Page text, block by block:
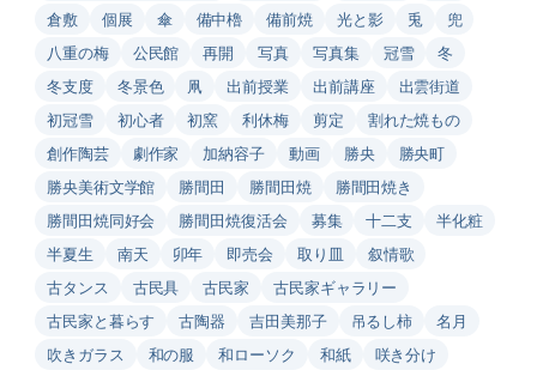
倉敷
個展 傘 備中櫓 備前焼 光と影 兎
兜
八重の梅
公民館 再開 写真 写真集 冠雪
冬
冬支度
冬景色 凧 出前授業 出前講座
出雲街道
初冠雪
初心者 初窯 利休梅 剪定
割れた焼もの
創作陶芸
劇作家 加納容子 動画 勝央
勝央町
勝央美術文学館
勝間田 勝間田焼
勝間田焼き
勝間田焼同好会
勝間田焼復活会 募集 十二支
半化粧
半夏生
南天 卯年 即売会 取り皿
叙情歌
古タンス
古民具 古民家
古民家ギャラリー
古民家と暮らす
古陶器 吉田美那子 吊るし柿
名月
吹きガラス
和の服 和ローソク 和紙
咲き分け